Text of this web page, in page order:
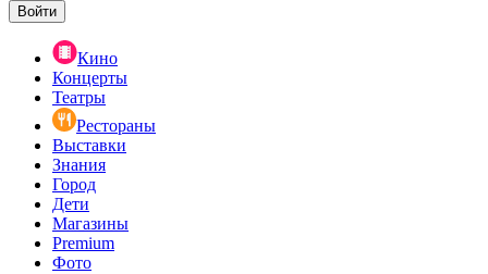
Войти
Кино
Концерты
Театры
Рестораны
Выставки
Знания
Город
Дети
Магазины
Premium
Фото